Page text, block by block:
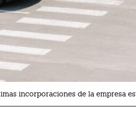
incorporaciones de la empresa